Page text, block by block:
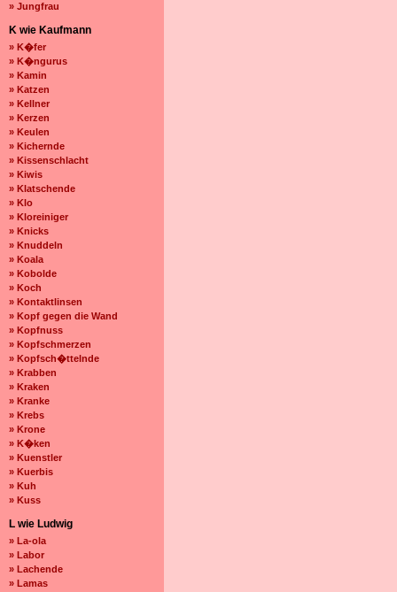
» Jungfrau
K wie Kaufmann
» K�fer
» K�ngurus
» Kamin
» Katzen
» Kellner
» Kerzen
» Keulen
» Kichernde
» Kissenschlacht
» Kiwis
» Klatschende
» Klo
» Kloreiniger
» Knicks
» Knuddeln
» Koala
» Kobolde
» Koch
» Kontaktlinsen
» Kopf gegen die Wand
» Kopfnuss
» Kopfschmerzen
» Kopfsch�ttelnde
» Krabben
» Kraken
» Kranke
» Krebs
» Krone
» K�ken
» Kuenstler
» Kuerbis
» Kuh
» Kuss
L wie Ludwig
» La-ola
» Labor
» Lachende
» Lamas